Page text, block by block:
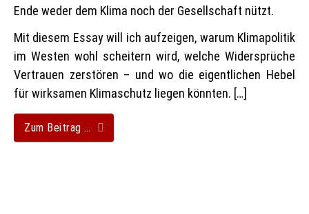
Ende weder dem Klima noch der Gesellschaft nützt.
Mit diesem Essay will ich aufzeigen, warum Klimapolitik
im Westen wohl scheitern wird, welche Widersprüche
Vertrauen zerstören – und wo die eigentlichen Hebel
für wirksamen Klimaschutz liegen könnten. […]
Zum Beitrag …